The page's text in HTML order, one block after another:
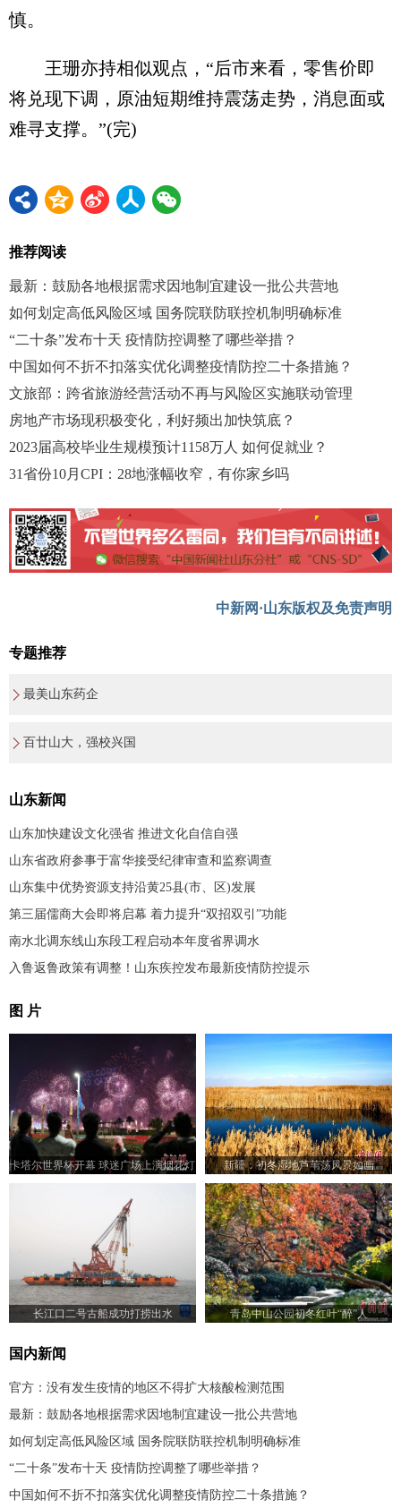
慎。
王珊亦持相似观点，“后市来看，零售价即
将兑现下调，原油短期维持震荡走势，消息面或
难寻支撑。”(完)
推荐阅读
最新：鼓励各地根据需求因地制宜建设一批公共营地
如何划定高低风险区域 国务院联防联控机制明确标准
“二十条”发布十天 疫情防控调整了哪些举措？
中国如何不折不扣落实优化调整疫情防控二十条措施？
文旅部：跨省旅游经营活动不再与风险区实施联动管理
房地产市场现积极变化，利好频出加快筑底？
2023届高校毕业生规模预计1158万人 如何促就业？
31省份10月CPI：28地涨幅收窄，有你家乡吗
中新网·山东版权及免责声明
专题推荐
最美山东药企
百廿山大，强校兴国
山东新闻
山东加快建设文化强省 推进文化自信自强
山东省政府参事于富华接受纪律审查和监察调查
山东集中优势资源支持沿黄25县(市、区)发展
第三届儒商大会即将启幕 着力提升“双招双引”功能
南水北调东线山东段工程启动本年度省界调水
入鲁返鲁政策有调整！山东疾控发布最新疫情防控提示
图 片
卡塔尔世界杯开幕 球迷广场上演烟花灯
新疆：初冬湿地芦苇荡风景如画
长江口二号古船成功打捞出水 青岛中山公园初冬红叶“醉”人
国内新闻
官方：没有发生疫情的地区不得扩大核酸检测范围
最新：鼓励各地根据需求因地制宜建设一批公共营地
如何划定高低风险区域 国务院联防联控机制明确标准
“二十条”发布十天 疫情防控调整了哪些举措？
中国如何不折不扣落实优化调整疫情防控二十条措施？